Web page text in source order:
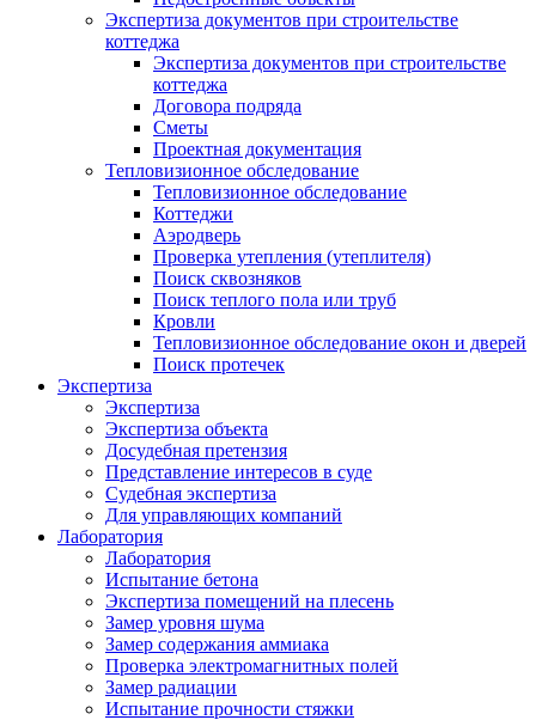
Экспертиза документов при строительстве
коттеджа
Экспертиза документов при строительстве
коттеджа
Договора подряда
Сметы
Проектная документация
Тепловизионное обследование
Тепловизионное обследование
Коттеджи
Аэродверь
Проверка утепления (утеплителя)
Поиск сквозняков
Поиск теплого пола или труб
Кровли
Тепловизионное обследование окон и дверей
Поиск протечек
Экспертиза
Экспертиза
Экспертиза объекта
Досудебная претензия
Представление интересов в суде
Судебная экспертиза
Для управляющих компаний
Лаборатория
Лаборатория
Испытание бетона
Экспертиза помещений на плесень
Замер уровня шума
Замер содержания аммиака
Проверка электромагнитных полей
Замер радиации
Испытание прочности стяжки